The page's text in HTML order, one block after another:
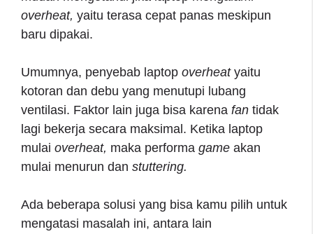
overheat, yaitu terasa cepat panas meskipun
baru dipakai.
Umumnya, penyebab laptop overheat yaitu
kotoran dan debu yang menutupi lubang
ventilasi. Faktor lain juga bisa karena fan tidak
lagi bekerja secara maksimal. Ketika laptop
mulai overheat, maka performa game akan
mulai menurun dan stuttering.
Ada beberapa solusi yang bisa kamu pilih untuk
mengatasi masalah ini, antara lain